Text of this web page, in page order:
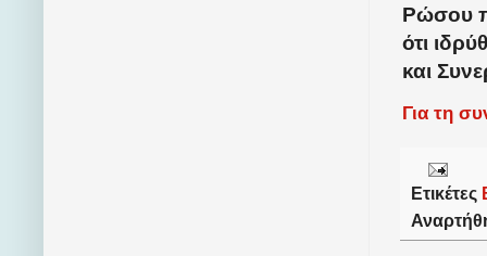
Ρώσου
ότι
και
Για τη
Ετικέτες